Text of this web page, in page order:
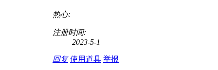
热心:
注册时间:
2023-5-1
回复 使用道具 举报